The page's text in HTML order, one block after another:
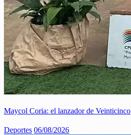
Maycol Coria: el lanzador de Veinticinco
Deportes 06/08/2026